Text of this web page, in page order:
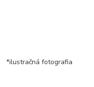
*ilustračná fotografia